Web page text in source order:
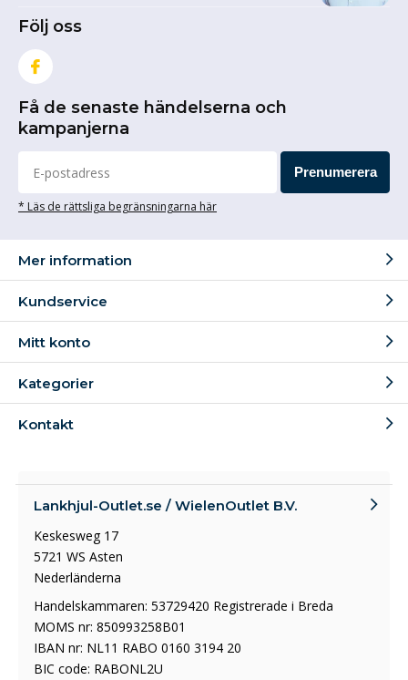
Följ oss
Få de senaste händelserna och
kampanjerna
Prenumerera
* Läs de rättsliga begränsningarna här
Mer information
Kundservice
Mitt konto
Kategorier
Kontakt
Lankhjul-Outlet.se / WielenOutlet B.V.
Keskesweg 17
5721 WS Asten
Nederländerna
Handelskammaren: 53729420 Registrerade i Breda
MOMS nr: 850993258B01
IBAN nr: NL11 RABO 0160 3194 20
BIC code: RABONL2U